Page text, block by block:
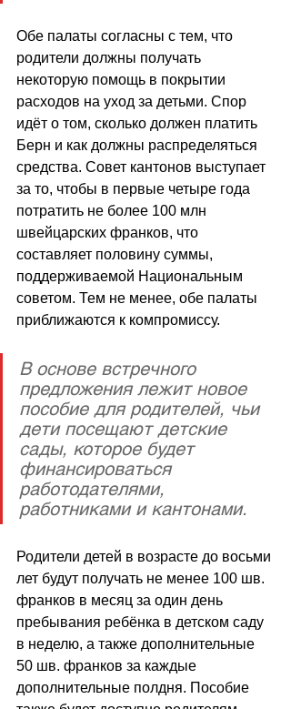
Обе палаты согласны с тем, что
родители должны получать
некоторую помощь в покрытии
расходов на уход за детьми. Спор
идёт о том, сколько должен платить
Берн и как должны распределяться
средства. Совет кантонов выступает
за то, чтобы в первые четыре года
потратить не более 100 млн
швейцарских франков, что
составляет половину суммы,
поддерживаемой Национальным
советом. Тем не менее, обе палаты
приближаются к компромиссу.
В основе встречного
предложения лежит новое
пособие для родителей, чьи
дети посещают детские
сады, которое будет
финансироваться
работодателями,
работниками и кантонами.
Родители детей в возрасте до восьми
лет будут получать не менее 100 шв.
франков в месяц за один день
пребывания ребёнка в детском саду
в неделю, а также дополнительные
50 шв. франков за каждые
дополнительные полдня. Пособие